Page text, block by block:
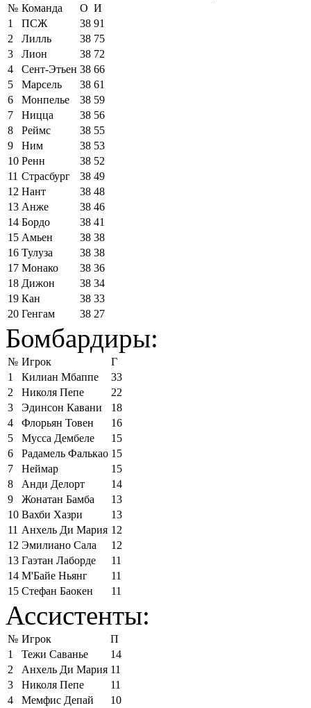
№ Команда О И
1
ПСЖ 38 91
2
Лилль 38 75
3
Лион 38 72
4
Сент-Этьен 38 66
5
Марсель 38 61
6
Монпелье 38 59
7
Ницца 38 56
8
Реймс 38 55
9
Ним 38 53
10 Ренн 38 52
11 Страсбург 38 49
12 Нант 38 48
13 Анже 38 46
14 Бордо 38 41
15 Амьен 38 38
16 Тулуза 38 38
17 Монако 38 36
18 Дижон 38 34
19 Кан 38 33
20 Генгам 38 27
Бомбардиры:
№ Игрок
Г
1
Килиан Мбаппе
33
2
Николя Пепе
22
3
Эдинсон Кавани
18
4
Флорьян Товен
16
5
Мусса Дембеле
15
6
Радамель Фалькао 15
7
Неймар
15
8
Анди Делорт
14
9
Жонатан Бамба
13
10 Вахби Хазри
13
11 Анхель Ди Мария 12
12 Эмилиано Сала
12
13 Гаэтан Лаборде
11
14 М'Байе Ньянг
11
15 Стефан Баокен 11
Ассистенты:
№ Игрок
П
1
Тежи Саванье
14
2
Анхель Ди Мария 11
3
Николя Пепе
11
4
Мемфис Депай
10